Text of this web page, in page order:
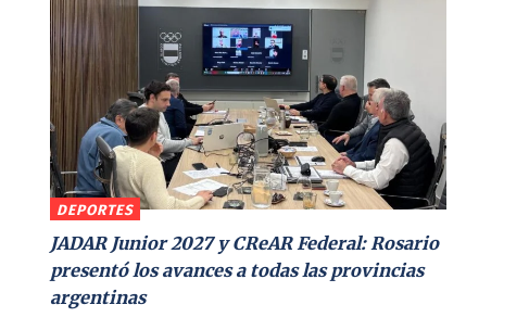
DEPORTES
JADAR Junior 2027 y CReAR Federal: Rosario
presentó los avances a todas las provincias
argentinas